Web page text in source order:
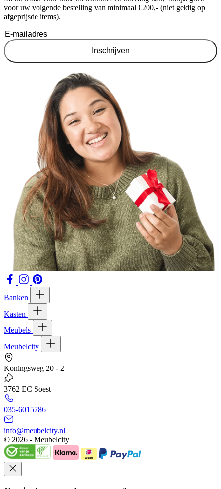
voor uw volgende bestelling van minimaal €200,- (niet geldig op
afgeprijsde items).
Inschrijven
Banken
Kasten
Meubels
Meubelcity
Koningsweg 20 - 2
3762 EC Soest
035-6015786
info@meubelcity.nl
© 2026 - Meubelcity